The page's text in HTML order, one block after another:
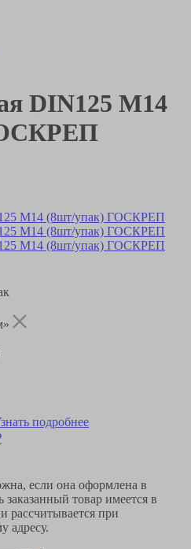
DIN125 М14
подробнее
если она оформлена в
заказанный товар имеется в
рассчитывается при
адресу.